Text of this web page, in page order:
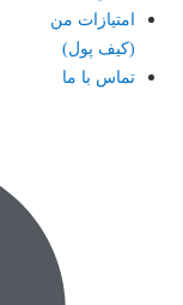
امتیازات من
(کیف پول)
تماس با ما